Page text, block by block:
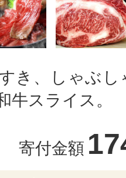
き、しゃぶし
牛スライス。
寄付金額